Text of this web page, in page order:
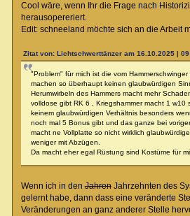
Cool wäre, wenn Ihr die Frage nach
herausopereriert.
Edit: schneeland möchte sich an die Arbeit
Zitat von: Lichtschwerttänzer am 16.10.2025 |
"Problem" für mich ist die vom
machen so überhaupt keinen glaubwürdigen
Herumwirbeln des Hammers macht mehr
volldose gibt RK 6 , Kriegshammer macht 1 w10
keinem glaubwürdigen Verhältnis besonders
noch mal 5 Bonus gibt und das ganze bei
macht ne Vollplatte so nicht wirklich
weniger mit Abzügen.
Da macht eher egal Rüstung sind Kostüme für
Wenn ich in denJahrenJahrzehnten des
gelernt habe, dann dass eine veränderte
Veränderungen an ganz anderer Stelle